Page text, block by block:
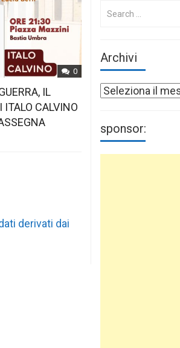
0
IL
ITALO CALVINO
derivati dai
Search
Archivi
Archivi
sponsor: